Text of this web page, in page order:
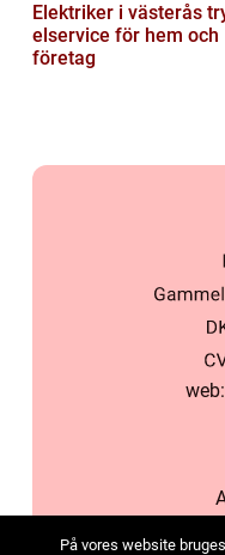
Elektriker i västerås trygg
elservice för hem och
företag
web:
På vores website